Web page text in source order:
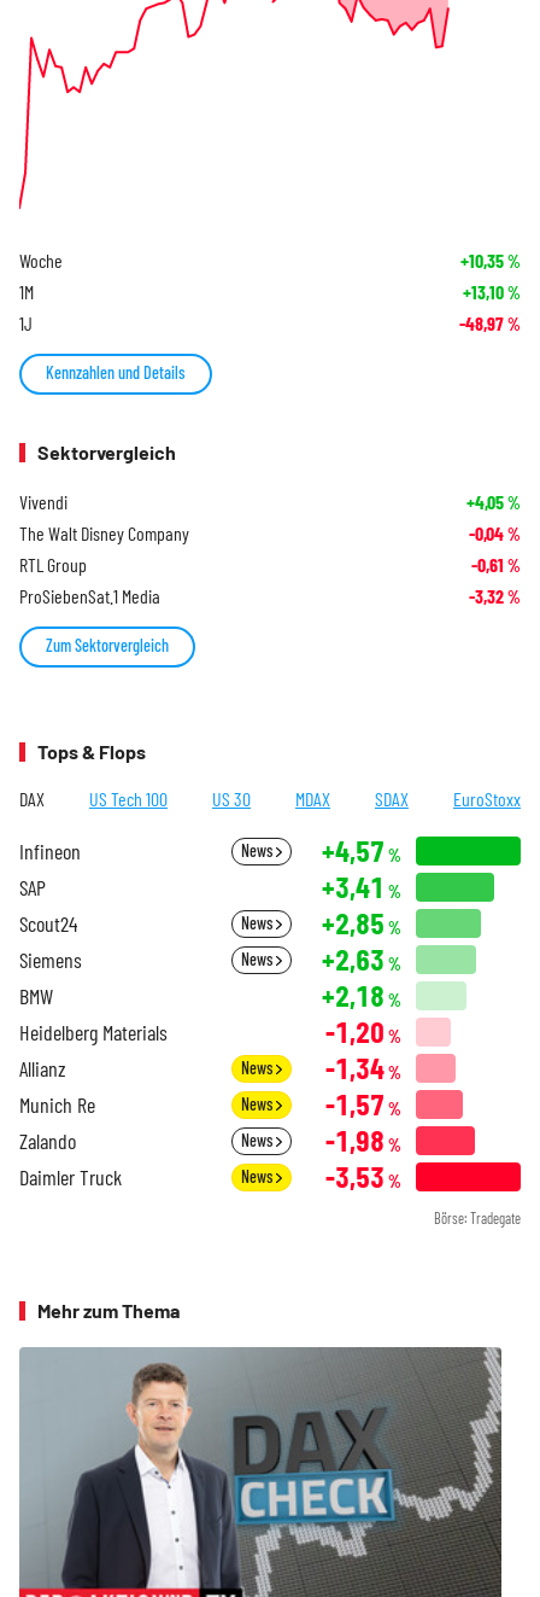
Woche +10,35%
1M +13,10%
1J -48,97%
Kennzahlen und Details
Sektorvergleich
Vivendi +4,05%
The Walt Disney Company -0,04%
RTL Group -0,61 %
ProSiebenSat.1 Media -3,32%
Zum Sektorvergleich
Tops & Flops
DAX US Tech 100 US 30 MDAX SDAX EuroStoxx
Infineon News +4,57 %
SAP +3,41 %
Scout24 News +2,85 %
Siemens News +2,63 %
BMW +2,18 %
Heidelberg Materials -1,20 %
Allianz News -1,34%
Munich Re News -1,57 %
Zalando News -1,98 %
Daimler Truck News -3,53 %
Börse: Tradegate
Mehr zum Thema